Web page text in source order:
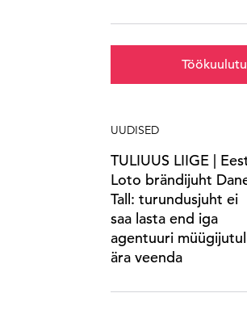
UUDISED
TULIUUS LIIGE |
Loto brändijuht
Tall: turundusjuht ei
saa lasta end iga
agentuuri müügijutul
ära veenda